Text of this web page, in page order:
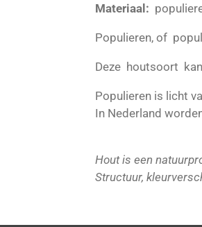
Materiaal:
Populieren, of
Deze houtsoort
Populieren is licht
In Nederland
Hout is een
Structuur,